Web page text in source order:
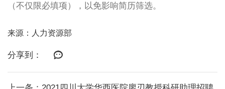
（不仅限必填项），以免影响简历筛选。
来源：人力资源部
分享到：